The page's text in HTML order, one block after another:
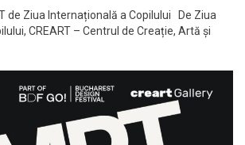
de Ziua Internațională a Copilului De Ziua
CREART – Centrul de Creație, Artă și